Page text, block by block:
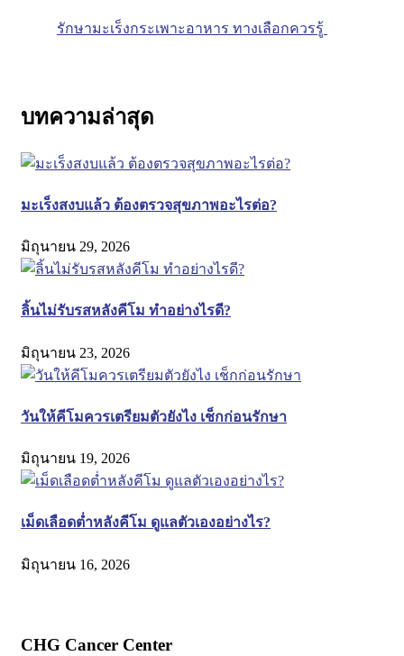
รักษามะเร็งกระเพาะอาหาร ทางเลือกควรรู้
บทความล่าสุด
มะเร็งสงบแล้ว ต้องตรวจสุขภาพอะไรต่อ?
มิถุนายน 29, 2026
ลิ้นไม่รับรสหลังคีโม ทำอย่างไรดี?
มิถุนายน 23, 2026
วันให้คีโมควรเตรียมตัวยังไง เช็กก่อนรักษา
มิถุนายน 19, 2026
เม็ดเลือดต่ำหลังคีโม ดูแลตัวเองอย่างไร?
มิถุนายน 16, 2026
CHG Cancer Center